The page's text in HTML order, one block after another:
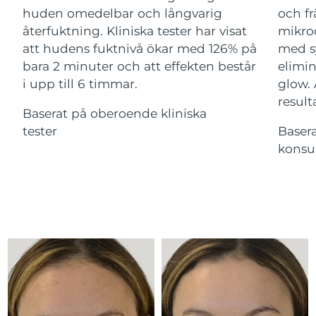
huden omedelbar och långvarig
återfuktning. Kliniska tester har visat
att hudens fuktnivå ökar med 126% på
bara 2 minuter och att effekten består
i upp till 6 timmar.
Baserat på oberoende kliniska
tester
och
med
glow.
For healthy hair
18% PAP
Kosmetika Man
Handla allt
Israel Förväntad leverans 12.08.2026
Italien Förväntad leverans 08.08.2026
Japan 11.08.2026
Jersey Förväntad leverans
10.08.2026
Libanon Förväntad leverans09.08.2026
Litauen Förväntad leverans 08.08.2026